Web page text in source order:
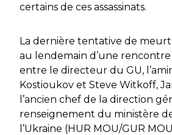
certains de ces assassinats.
La dernière tentative de
au lendemain d’une
entre le directeur du GU,
Kostioukov et Steve Witkoff,
l’ancien chef de la direction
renseignement du ministère
l’Ukraine (HUR MOU/GUR